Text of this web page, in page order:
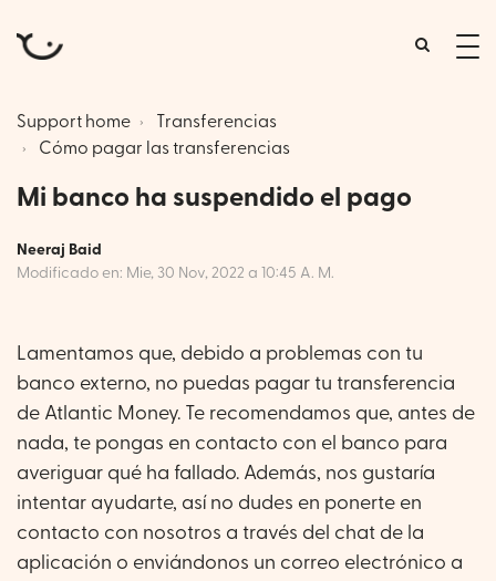
Support home
Transferencias
Cómo pagar las transferencias
Mi banco ha suspendido el pago
Neeraj Baid
Modificado en: Mie, 30 Nov, 2022 a 10:45 A. M.
Lamentamos que, debido a problemas con tu
banco externo, no puedas pagar tu transferencia
de Atlantic Money. Te recomendamos que, antes de
nada, te pongas en contacto con el banco para
averiguar qué ha fallado. Además, nos gustaría
intentar ayudarte, así no dudes en ponerte en
contacto con nosotros a través del chat de la
aplicación o enviándonos un correo electrónico a